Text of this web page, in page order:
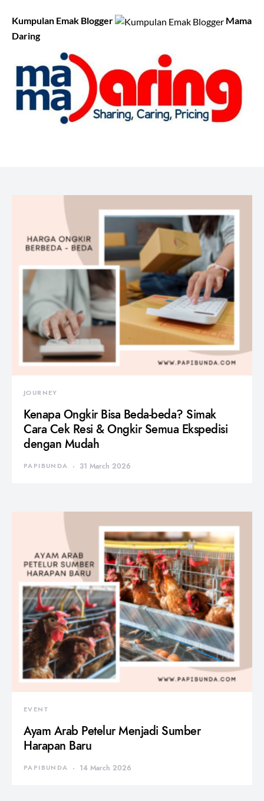
Kumpulan Emak Blogger
Mama
Daring
JOURNEY
Kenapa Ongkir Bisa Beda-beda? Simak
Cara Cek Resi & Ongkir Semua Ekspedisi
dengan Mudah
PAPIBUNDA 31 March 2026
EVENT
Ayam Arab Petelur Menjadi Sumber
Harapan Baru
PAPIBUNDA 14 March 2026